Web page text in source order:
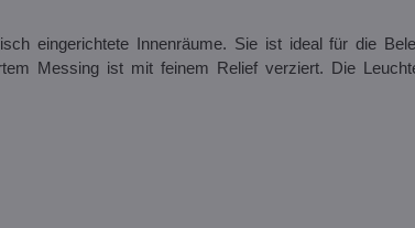
eingerichtete Innenräume. Sie ist ideal für die
Messing ist mit feinem Relief verziert. Die